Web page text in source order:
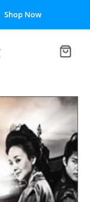
Shop Now